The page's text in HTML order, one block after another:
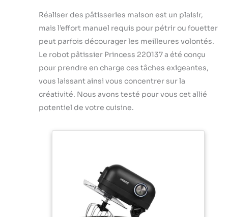
Réaliser des pâtisseries maison est un plaisir,
mais l’effort manuel requis pour pétrir ou fouetter
peut parfois décourager les meilleures volontés.
Le robot pâtissier Princess 220137 a été conçu
pour prendre en charge ces tâches exigeantes,
vous laissant ainsi vous concentrer sur la
créativité. Nous avons testé pour vous cet allié
potentiel de votre cuisine.